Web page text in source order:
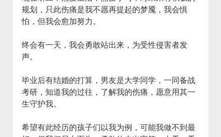
规划，只此伤痛是我不愿再提起的梦魇，我会惧
怕，但我会愈加努力。
终会有一天，我会勇敢站出来，为受性侵害者发
声。
毕业后有结婚的打算，男友是大学同学，一同备战
考研，知道我的过往，了解我的伤痛，愿意用其一
生守护我。
希望有此经历的孩子们以我为例，可能我做不到最